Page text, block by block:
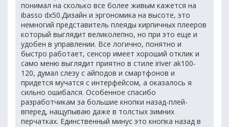
понимал на сколько все более живым кажется на
ibasso dx50.Дизайн и эргономика на высоте, это
немногий представитель плеяды кирпичных плееров
который выглядит великолепно, но при это еще и
удобен в управлении. Все логично, понятно и
быстро работает, сенсор имеет хороший отклик и
само меню выглядит приятно в стиле iriver ak100-
120, думал слезу с айподов и смартфонов и
придется мучатся с интерфейсом, а оказалось я
сильно ошибался. Особенное спасибо
разработчикам за большие кнопки назад-плей-
вперед, нащупываю даже в толстых зимних
перчатках. Единственный минус это кнопка назад в